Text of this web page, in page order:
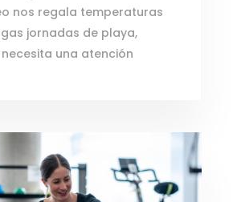
nos regala temperaturas
jornadas de playa,
una atención